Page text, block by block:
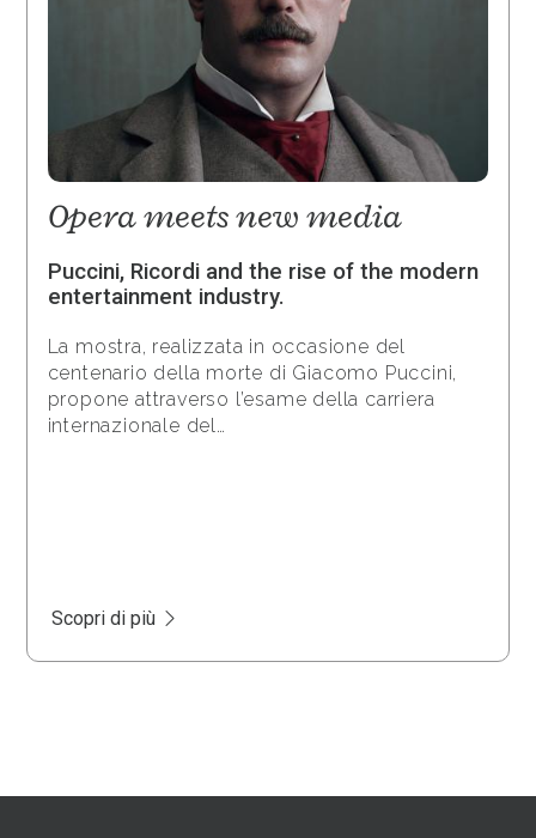
Opera meets new media
Puccini, Ricordi and the rise of the modern
entertainment industry.
La mostra, realizzata in occasione del
centenario della morte di Giacomo Puccini,
propone attraverso l’esame della carriera
internazionale del…
Scopri di più